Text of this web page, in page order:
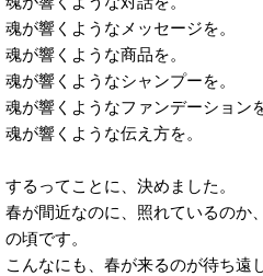
魂が響くようなメッセージを。
魂が響くような商品を。
魂が響くようなシャンプーを。
魂が響くようなファンデーションを
魂が響くような伝え方を。
するってことに、決めました。
春が間近なのに、照れているのか
の頃です。
こんなにも、春が来るのが待ち遠